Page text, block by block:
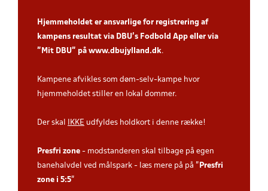
Hjemmeholdet er ansvarlige for registrering af
kampens resultat via DBU’s Fodbold App eller via
”Mit DBU” på www.dbujylland.dk.
Kampene afvikles som døm-selv-kampe hvor
hjemmeholdet stiller en lokal dommer.
Der skal IKKE udfyldes holdkort i denne række!
Presfri zone - modstanderen skal tilbage på egen
banehalvdel ved målspark - læs mere på på " Presfri
zone i 5:5"